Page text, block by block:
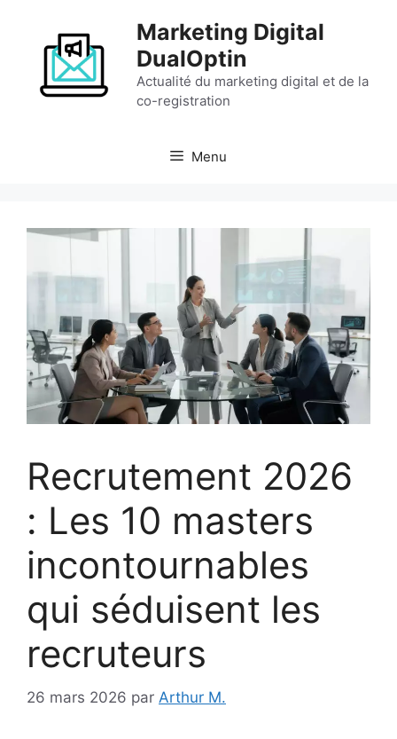
contenu
Marketing Digital
DualOptin
Actualité du marketing digital et de la
co-registration
Menu
Recrutement 2026
: Les 10 masters
incontournables
qui séduisent les
recruteurs
26 mars 2026 par Arthur M.